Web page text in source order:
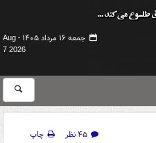
جمعه ۱۶ مرداد ۱۴۰۵ -
Aug
7 2026
۴۵ نظر
چاپ